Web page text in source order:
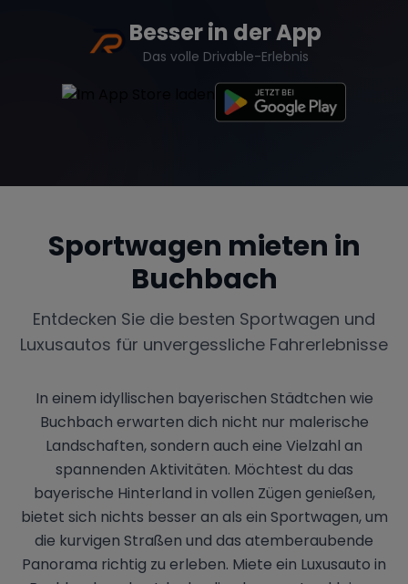
Besser in der App
Das volle Drivable-Erlebnis
Sportwagen mieten in
Buchbach
Entdecken Sie die besten Sportwagen und
Luxusautos für unvergessliche Fahrerlebnisse
In einem idyllischen bayerischen Städtchen wie
Buchbach erwarten dich nicht nur malerische
Landschaften, sondern auch eine Vielzahl an
spannenden Aktivitäten. Möchtest du das
bayerische Hinterland in vollen Zügen genießen,
bietet sich nichts besser an als ein Sportwagen, um
die kurvigen Straßen und das atemberaubende
Panorama richtig zu erleben. Miete ein Luxusauto in